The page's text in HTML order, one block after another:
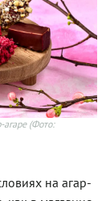
(Фото:
на агар-